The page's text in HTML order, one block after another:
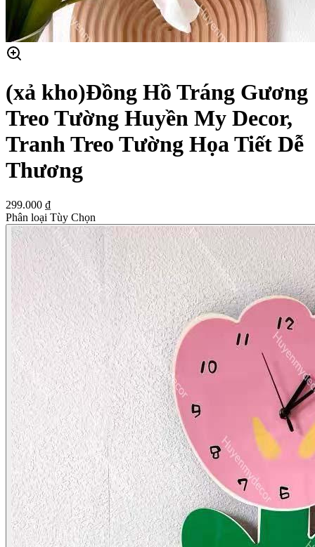
(xả kho)Đồng Hồ Tráng Gương
Treo Tường Huyền My Decor,
Tranh Treo Tường Họa Tiết Dễ
Thương
299.000 ₫
Phân loại Tùy Chọn